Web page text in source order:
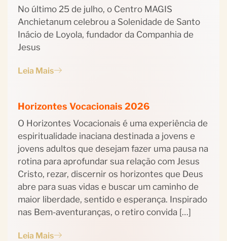
No último 25 de julho, o Centro MAGIS
Anchietanum celebrou a Solenidade de Santo
Inácio de Loyola, fundador da Companhia de
Jesus
Leia Mais
Horizontes Vocacionais 2026
O Horizontes Vocacionais é uma experiência de
espiritualidade inaciana destinada a jovens e
jovens adultos que desejam fazer uma pausa na
rotina para aprofundar sua relação com Jesus
Cristo, rezar, discernir os horizontes que Deus
abre para suas vidas e buscar um caminho de
maior liberdade, sentido e esperança. Inspirado
nas Bem-aventuranças, o retiro convida […]
Leia Mais